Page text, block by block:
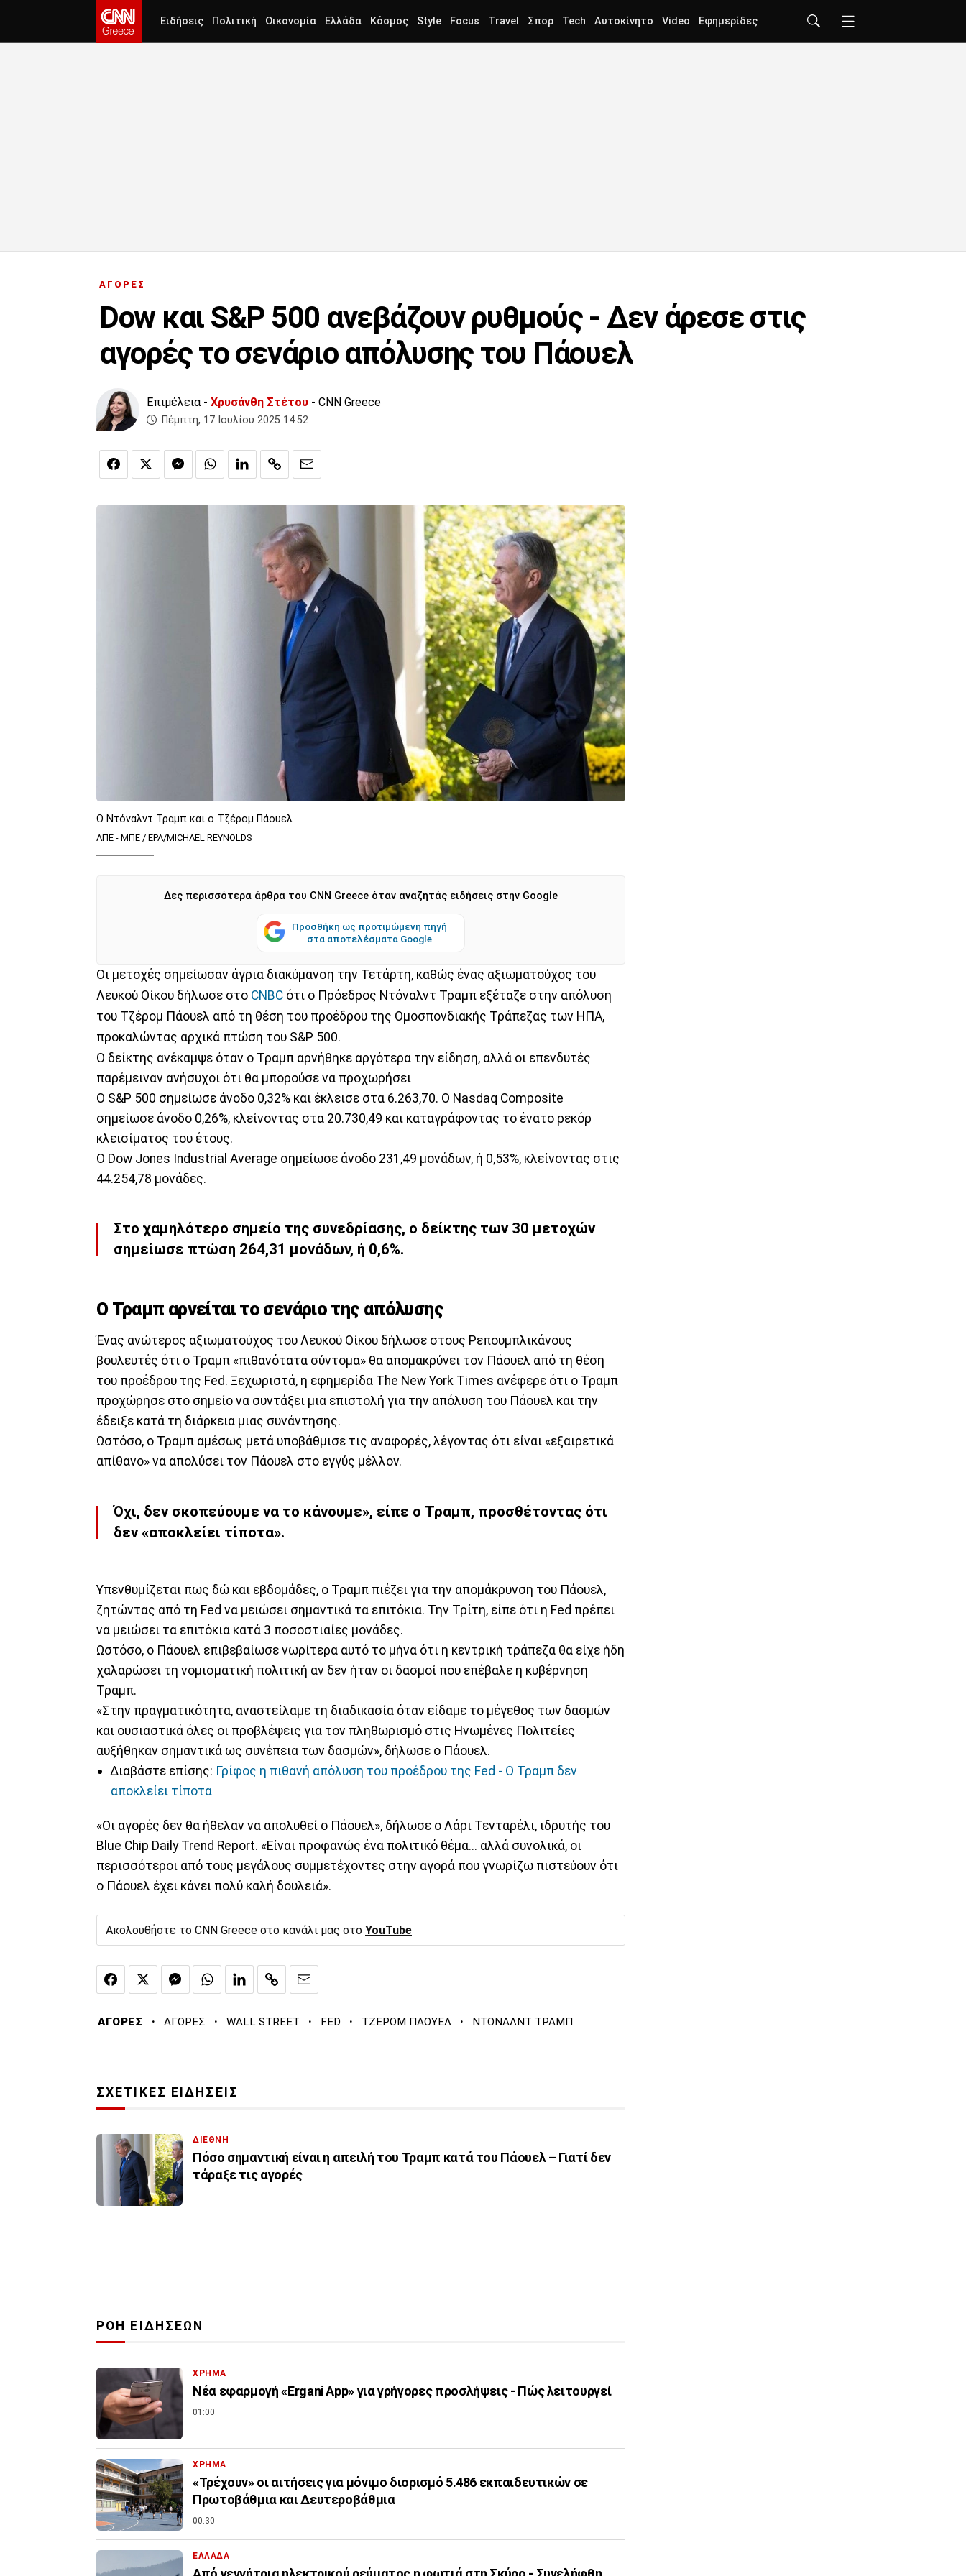
Ειδήσεις Πολιτική Οικονομία Ελλάδα Κόσμος Style Focus Travel Σπορ Tech Αυτοκίνητο Video Εφημερίδες
ΑΓΟΡΕΣ
Dow και S&P 500 ανεβάζουν ρυθμούς - Δεν άρεσε στις
αγορές το σενάριο απόλυσης του Πάουελ
Επιμέλεια - Χρυσάνθη Στέτου - CNN Greece
Πέμπτη, 17 Ιουλίου 2025 14:52
Ο Ντόναλντ Τραμπ και ο Τζέρομ Πάουελ
ΑΠΕ - ΜΠΕ / EPA/MICHAEL REYNOLDS
Δες περισσότερα άρθρα του CNN Greece όταν αναζητάς ειδήσεις στην Google
Προσθήκη ως προτιμώμενη πηγή
στα αποτελέσματα Google
Οι μετοχές σημείωσαν άγρια διακύμανση την Τετάρτη, καθώς ένας αξιωματούχος του
Λευκού Οίκου δήλωσε στο CNBC ότι ο Πρόεδρος Ντόναλντ Τραμπ εξέταζε στην απόλυση
του Τζέρομ Πάουελ από τη θέση του προέδρου της Ομοσπονδιακής Τράπεζας των ΗΠΑ,
προκαλώντας αρχικά πτώση του S&P 500.
Ο δείκτης ανέκαμψε όταν ο Τραμπ αρνήθηκε αργότερα την είδηση, αλλά οι επενδυτές
παρέμειναν ανήσυχοι ότι θα μπορούσε να προχωρήσει
Ο S&P 500 σημείωσε άνοδο 0,32% και έκλεισε στα 6.263,70. Ο Nasdaq Composite
σημείωσε άνοδο 0,26%, κλείνοντας στα 20.730,49 και καταγράφοντας το ένατο ρεκόρ
κλεισίματος του έτους.
Ο Dow Jones Industrial Average σημείωσε άνοδο 231,49 μονάδων, ή 0,53%, κλείνοντας στις
44.254,78 μονάδες.
Στο χαμηλότερο σημείο της συνεδρίασης, ο δείκτης των 30 μετοχών
σημείωσε πτώση 264,31 μονάδων, ή 0,6%.
Ο Τραμπ αρνείται το σενάριο της απόλυσης
Ένας ανώτερος αξιωματούχος του Λευκού Οίκου δήλωσε στους Ρεπουμπλικάνους
βουλευτές ότι ο Τραμπ «πιθανότατα σύντομα» θα απομακρύνει τον Πάουελ από τη θέση
του προέδρου της Fed. Ξεχωριστά, η εφημερίδα The New York Times ανέφερε ότι ο Τραμπ
προχώρησε στο σημείο να συντάξει μια επιστολή για την απόλυση του Πάουελ και την
έδειξε κατά τη διάρκεια μιας συνάντησης.
Ωστόσο, ο Τραμπ αμέσως μετά υποβάθμισε τις αναφορές, λέγοντας ότι είναι «εξαιρετικά
απίθανο» να απολύσει τον Πάουελ στο εγγύς μέλλον.
Όχι, δεν σκοπεύουμε να το κάνουμε», είπε ο Τραμπ, προσθέτοντας ότι
δεν «αποκλείει τίποτα».
Υπενθυμίζεται πως δώ και εβδομάδες, ο Τραμπ πιέζει για την απομάκρυνση του Πάουελ,
ζητώντας από τη Fed να μειώσει σημαντικά τα επιτόκια. Την Τρίτη, είπε ότι η Fed πρέπει
να μειώσει τα επιτόκια κατά 3 ποσοστιαίες μονάδες.
Ωστόσο, ο Πάουελ επιβεβαίωσε νωρίτερα αυτό το μήνα ότι η κεντρική τράπεζα θα είχε ήδη
χαλαρώσει τη νομισματική πολιτική αν δεν ήταν οι δασμοί που επέβαλε η κυβέρνηση
Τραμπ.
«Στην πραγματικότητα, αναστείλαμε τη διαδικασία όταν είδαμε το μέγεθος των δασμών
και ουσιαστικά όλες οι προβλέψεις για τον πληθωρισμό στις Ηνωμένες Πολιτείες
αυξήθηκαν σημαντικά ως συνέπεια των δασμών», δήλωσε ο Πάουελ.
Διαβάστε επίσης: Γρίφος η πιθανή απόλυση του προέδρου της Fed - Ο Τραμπ δεν
αποκλείει τίποτα
«Οι αγορές δεν θα ήθελαν να απολυθεί ο Πάουελ», δήλωσε ο Λάρι Τενταρέλι, ιδρυτής του
Blue Chip Daily Trend Report. «Είναι προφανώς ένα πολιτικό θέμα... αλλά συνολικά, οι
περισσότεροι από τους μεγάλους συμμετέχοντες στην αγορά που γνωρίζω πιστεύουν ότι
ο Πάουελ έχει κάνει πολύ καλή δουλειά».
Ακολουθήστε το CNN Greece στο κανάλι μας στο YouTube
ΑΓΟΡΕΣ · ΑΓΟΡΕΣ · WALL STREET · FED · ΤΖΕΡΟΜ ΠΑΟΥΕΛ · ΝΤΟΝΑΛΝΤ ΤΡΑΜΠ
ΣΧΕΤΙΚΕΣ ΕΙΔΗΣΕΙΣ
ΔΙΕΘΝΗ
Πόσο σημαντική είναι η απειλή του Τραμπ κατά του Πάουελ – Γιατί δεν
τάραξε τις αγορές
ΡΟΗ ΕΙΔΗΣΕΩΝ
ΧΡΗΜΑ
Νέα εφαρμογή «Ergani App» για γρήγορες προσλήψεις - Πώς λειτουργεί
01:00
ΧΡΗΜΑ
«Τρέχουν» οι αιτήσεις για μόνιμο διορισμό 5.486 εκπαιδευτικών σε
Πρωτοβάθμια και Δευτεροβάθμια
00:30
ΕΛΛΑΔΑ